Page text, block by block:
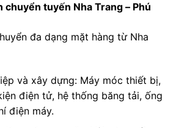
chuyển tuyến Nha Trang – Phú
đa dạng mặt hàng từ Nha
và xây dựng: Máy móc thiết bị,
điện tử, hệ thống băng tải, ống
điện máy.